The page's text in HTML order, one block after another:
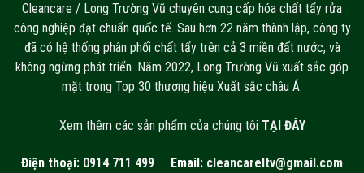
Cleancare / Long Trường Vũ chuyên cung cấp hóa chất tẩy rửa
công nghiệp đạt chuẩn quốc tế. Sau hơn 22 năm thành lập, công ty
đã có hệ thống phân phối chất tẩy trên cả 3 miền đất nước, và
không ngừng phát triển. Năm 2022, Long Trường Vũ xuất sắc góp
mặt trong Top 30 thương hiệu Xuất sắc châu Á.
Xem thêm các sản phẩm của chúng tôi TẠI ĐÂY
Điện thoại: 0914 711 499 Email: cleancareltv@gmail.com